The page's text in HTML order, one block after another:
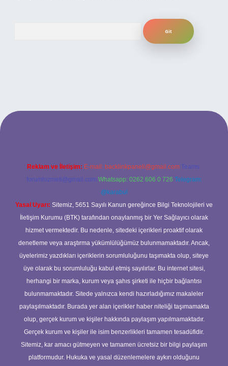
yeni giriş adresi
Reklam ve İletişim: E-mail: backlinkpaneli@gmail.com Teams:
forumhizmeti@gmail.com Whatsapp: 0262 606 0 726 Telegram:
@karabul
Yasal Uyarı: Sitemiz, 5651 Sayılı Kanun gereğince Bilgi Teknolojileri ve
İletişim Kurumu (BTK) tarafından onaylanmış bir Yer Sağlayıcı olarak
hizmet vermektedir. Bu nedenle, sitedeki içerikleri proaktif olarak
denetleme veya araştırma yükümlülüğümüz bulunmamaktadır. Ancak,
üyelerimiz yazdıkları içeriklerin sorumluluğunu taşımakta olup, siteye
üye olarak bu sorumluluğu kabul etmiş sayılırlar. Bu internet sitesi,
herhangi bir marka, kurum veya şahıs şirketi ile hiçbir bağlantısı
bulunmamaktadır. Sitede yalnızca kendi hazırladığımız makaleler
paylaşılmaktadır. Burada yer alan içerikler haber niteliği taşımamakta
olup, gerçek kurum ve kişiler hakkında paylaşım yapılmamaktadır.
Gerçek kurum ve kişiler ile isim benzerlikleri tamamen tesadüfidir.
Sitemiz, kar amacı gütmeyen ve tamamen ücretsiz bir bilgi paylaşım
platformudur. Hukuka ve yasal düzenlemelere aykırı olduğunu